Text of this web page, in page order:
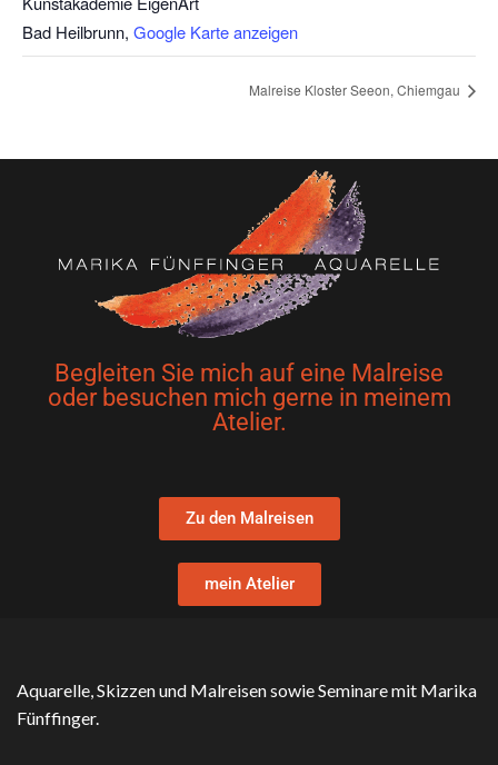
Bad Heilbrunn, Google Karte anzeigen
Malreise Kloster Seeon, Chiemgau
Begleiten Sie mich auf eine Malreise
oder besuchen mich gerne in meinem
Atelier.
Zu den Malreisen
mein Atelier
Aquarelle, Skizzen und Malreisen sowie Seminare mit Marika
Fünffinger.